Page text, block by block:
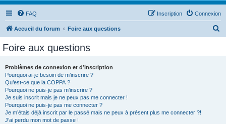
FAQ Connexion
Inscription
Accueil du forum Foire aux questions
Foire aux questions
Problèmes de connexion et d’inscription
Pourquoi ai-je besoin de m’inscrire ?
Qu’est-ce que la COPPA ?
Pourquoi ne puis-je pas m’inscrire ?
Je suis inscrit mais je ne peux pas me connecter !
Pourquoi ne puis-je pas me connecter ?
Je m’étais déjà inscrit par le passé mais ne peux à présent plus me connecter ?!
J’ai perdu mon mot de passe !